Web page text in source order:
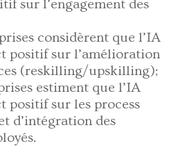
sur l’engagement des
considèrent que l’IA
positif sur l’amélioration
(reskilling/upskilling);
estiment que l’IA
positif sur les process
d’intégration des